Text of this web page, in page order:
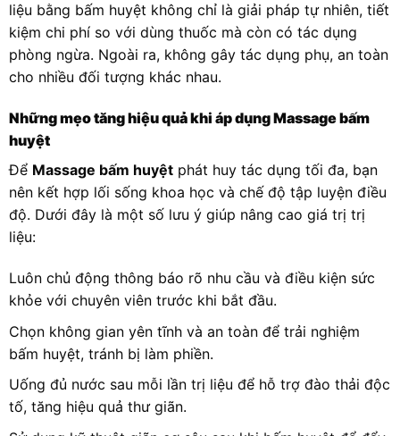
liệu bằng bấm huyệt không chỉ là giải pháp tự nhiên, tiết
kiệm chi phí so với dùng thuốc mà còn có tác dụng
phòng ngừa. Ngoài ra, không gây tác dụng phụ, an toàn
cho nhiều đối tượng khác nhau.
Những mẹo tăng hiệu quả khi áp dụng Massage bấm
huyệt
Để Massage bấm huyệt phát huy tác dụng tối đa, bạn
nên kết hợp lối sống khoa học và chế độ tập luyện điều
độ. Dưới đây là một số lưu ý giúp nâng cao giá trị trị
liệu:
Luôn chủ động thông báo rõ nhu cầu và điều kiện sức
khỏe với chuyên viên trước khi bắt đầu.
Chọn không gian yên tĩnh và an toàn để trải nghiệm
bấm huyệt, tránh bị làm phiền.
Uống đủ nước sau mỗi lần trị liệu để hỗ trợ đào thải độc
tố, tăng hiệu quả thư giãn.